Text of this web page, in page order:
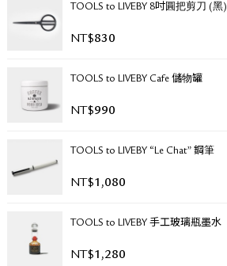
TOOLS to LIVEBY 8吋圓把剪刀 (黑)
NT$830
TOOLS to LIVEBY Cafe 儲物罐
NT$990
TOOLS to LIVEBY “Le Chat” 鋼筆
NT$1,080
TOOLS to LIVEBY 手工玻璃瓶墨水
NT$1,280
隱私政策